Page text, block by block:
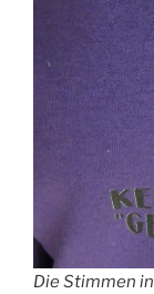
Die Stimmen